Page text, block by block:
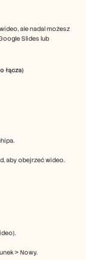
ale nadal możesz
Slides lub
łącza)
aby obejrzeć wideo.
> Nowy.